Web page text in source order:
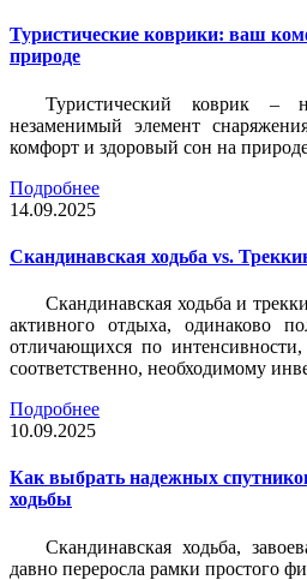
Туристические коврики: ваш
природе
Туристический коврик –
незаменимый элемент
комфорт и здоровый сон на
Подробнее
14.09.2025
Скандинавская ходьба vs.
Скандинавская ходьба и
активного отдыха, одинаково
отличающихся по
соответственно, необходимому
Подробнее
10.09.2025
Как выбрать надежных
ходьбы
Скандинавская ходьба,
давно переросла рамки простого